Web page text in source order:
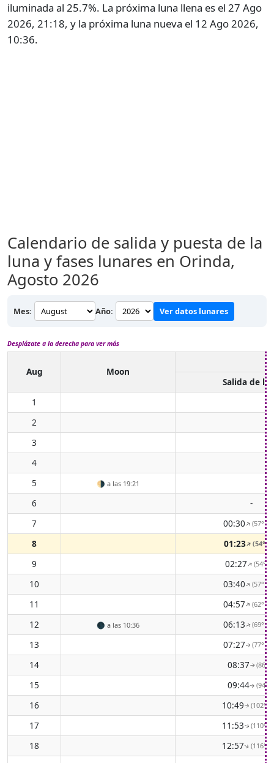
iluminada al 25.7%. La próxima luna llena es el 27 Ago
2026, 21:18, y la próxima luna nueva el 12 Ago 2026,
10:36.
Calendario de salida y puesta de la
luna y fases lunares en Orinda,
Agosto 2026
Mes: Año: Ver datos lunares
Desplázate a la derecha para ver más
Aug
Moon
Salida de
1
2
3
4
5
🌗 a las 19:21
6
-
7
00:30↑(57°
8 01:23↑(54°
9 02:27↑(54°
10 03:40↑(57°
11 04:57↑(62°
12 🌑 a las 10:36 06:13↑(69°
13 07:27↑(77°
14 08:37↑ (86°
15 09:44↑ (94°
16 10:49↑(102°
17 11:53↑(110°
18 12:57↑(116°